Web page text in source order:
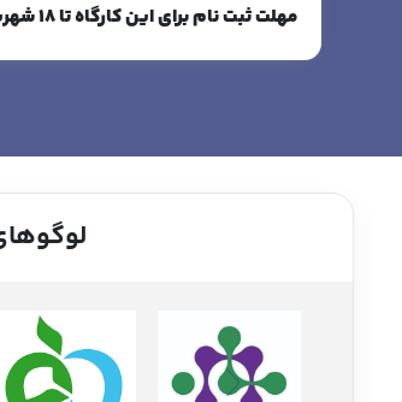
مهلت ثبت نام برای این کارگاه تا 18 شهریور ماه 1403 است.